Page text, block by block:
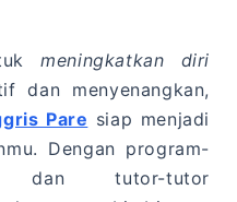
meningkatkan diri
dan menyenangkan,
Pare siap menjadi
Dengan program-
dan tutor-tutor